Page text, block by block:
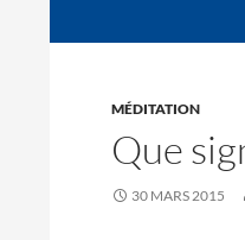
Association de
MÉDITATION
Que
30 MARS 2015